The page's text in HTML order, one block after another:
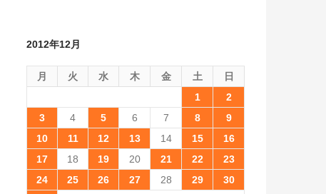
2012年12月
月 火 水 木 金 土
日
1
2
3
4 5 6 7 8
9
10
11 12 13 14 15
16
17
18 19 20 21 22
23
24
25 26 27 28 29
30